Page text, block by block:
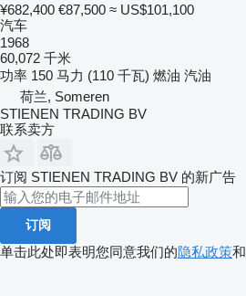
¥682,400 €87,500 ≈ US$101,100
汽车
1968
60,072 千米
功率 150 马力 (110 千瓦) 燃油 汽油
荷兰, Someren
STIENEN TRADING BV
联系卖方
订阅 STIENEN TRADING BV 的新广告
订阅
单击此处即表明您同意我们的隐私政策和